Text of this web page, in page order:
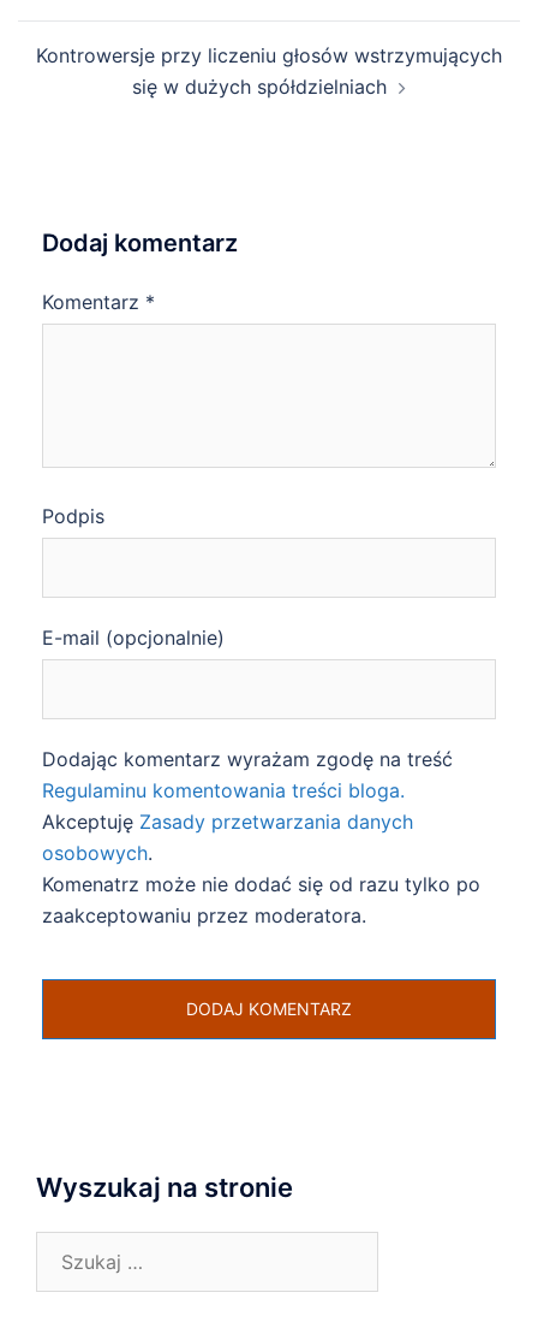
Kontrowersje przy liczeniu głosów wstrzymujących
się w dużych spółdzielniach
Dodaj komentarz
Komentarz *
Podpis
E-mail (opcjonalnie)
Dodając komentarz wyrażam zgodę na treść
Regulaminu komentowania treści bloga.
Akceptuję Zasady przetwarzania danych
osobowych.
Komenatrz może nie dodać się od razu tylko po
zaakceptowaniu przez moderatora.
Wyszukaj na stronie